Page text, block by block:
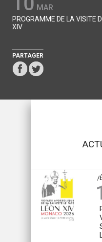
LÉON XIV
VISITE DE SA
/